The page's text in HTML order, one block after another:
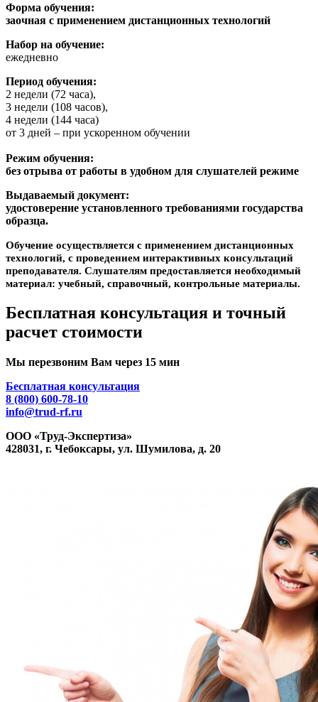
Форма обучения:
заочная с применением дистанционных технологий
Набор на обучение:
ежедневно
Период обучения:
2 недели (72 часа),
3 недели (108 часов),
4 недели (144 часа)
от 3 дней – при ускоренном обучении
Режим обучения:
без отрыва от работы в удобном для слушателей режиме
Выдаваемый документ:
удостоверение установленного требованиями государства
образца.
Обучение осуществляется с применением дистанционных
технологий, с проведением интерактивных консультаций
преподавателя. Слушателям предоставляется необходимый
материал: учебный, справочный, контрольные материалы.
Бесплатная консультация и точный
расчет стоимости
Мы перезвоним Вам через 15 мин
Бесплатная консультация
8 (800) 600-78-10
info@trud-rf.ru
ООО «Труд-Экспертиза»
428031, г. Чебоксары, ул. Шумилова, д. 20